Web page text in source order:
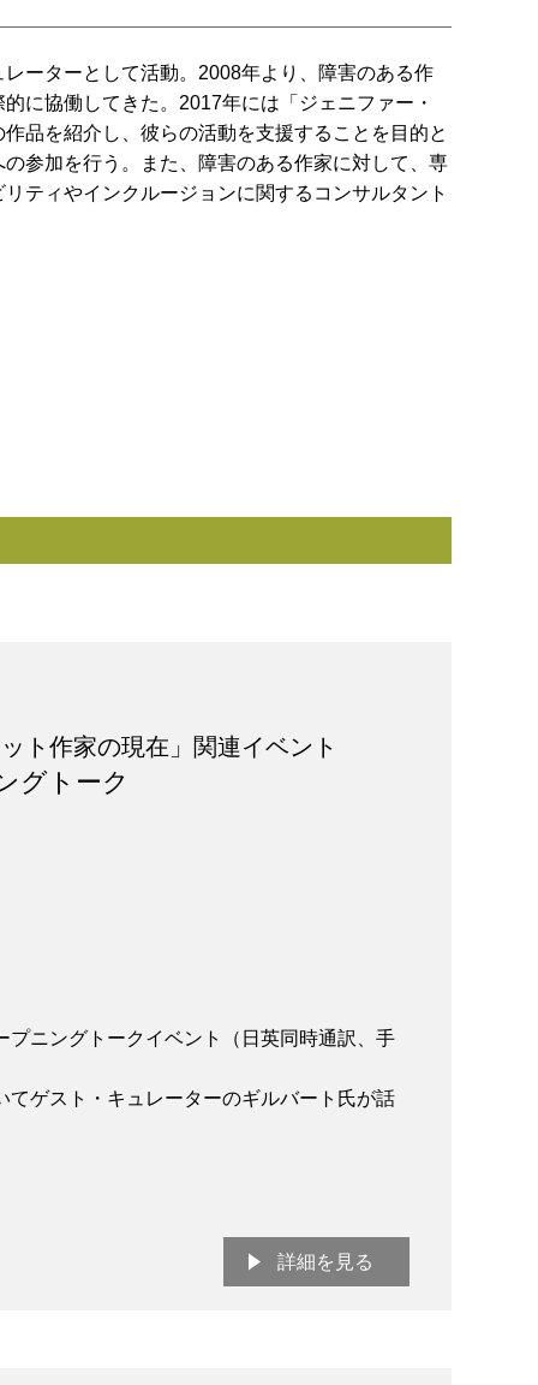
ーターとして活動。2008年より、障害のある作
に協働してきた。2017年には「ジェニファー・
品を紹介し、彼らの活動を支援することを目的と
参加を行う。また、障害のある作家に対して、専
ティやインクルージョンに関するコンサルタント
ト作家の現在」関連イベント
グトーク
ニングトークイベント（日英同時通訳、手
ゲスト・キュレーターのギルバート氏が話
詳細を見る